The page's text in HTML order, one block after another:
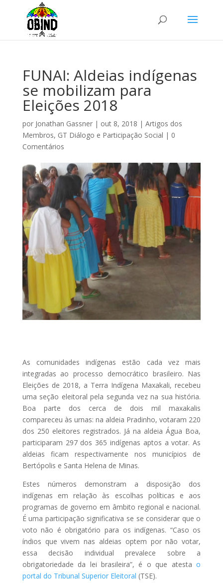
FUNAI: Aldeias indígenas
se mobilizam para
Eleições 2018
por Jonathan Gassner| out 8, 2018 | Artigos dos
Membros, GT Diálogo e Participação Social | 0
Comentários
As comunidades indígenas estão cada vez mais
integradas ao processo democrático brasileiro. Nas
Eleições de 2018, a Terra Indígena Maxakali, recebeu
uma seção eleitoral pela segunda vez na sua história.
Boa parte dos cerca de dois mil maxakalis
compareceu às urnas: na aldeia Pradinho, votaram 220
dos 250 eleitores registrados. Já na aldeia Água Boa,
participaram 297 dos 365 indígenas aptos a votar. As
aldeias ficam respectivamente nos municípios de
Bertópolis e Santa Helena de Minas.
Estes números demonstram a disposição dos
indígenas em relação às escolhas políticas e aos
programas de governo em âmbito regional e nacional.
É uma participação significativa se se considerar que o
voto não é obrigatório para os indígenas. “Caso os
índios que vivem nas aldeias optem por não votar,
essa decisão individual prevalece sobre a
obrigatoriedade da lei brasileira”, é o que atestao
portal do Tribunal Superior Eleitoral (TSE).